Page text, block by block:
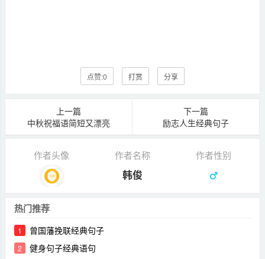
点赞:0 打赏 分享
上一篇
中秋祝福语简短又漂亮
下一篇
励志人生经典句子
作者头像 作者名称 作者性别
韩俊
热门推荐
1 曾国藩挽联经典句子
2 健身句子经典语句